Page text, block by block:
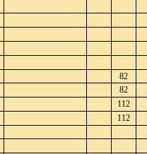
82
82
112
112